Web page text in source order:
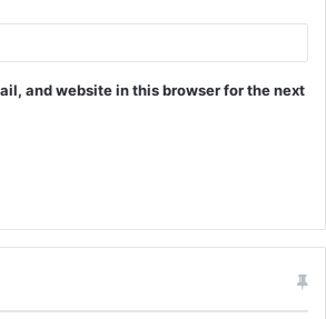
and website in this browser for the next